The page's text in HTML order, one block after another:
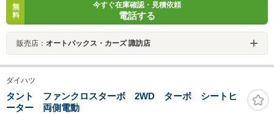
無
料
今すぐ在庫確認・見積依頼
電話する
販売店： オートバックス・カーズ 諏訪店
ダイハツ
タント ファンクロスターボ 2WD ターボ シートヒ
ーター 両側電動